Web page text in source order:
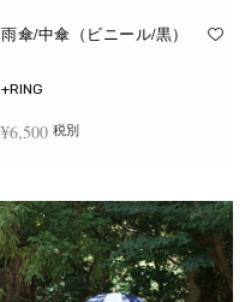
雨傘/中傘（ビニール/黒）
+RING
¥6,500 税別